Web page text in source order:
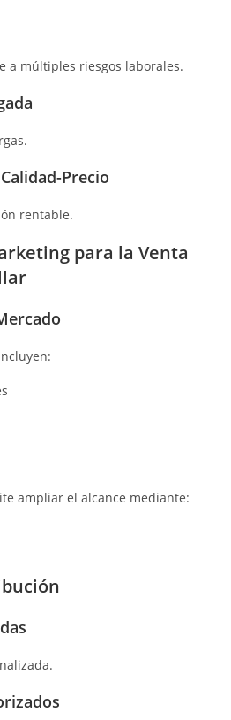
a múltiples riesgos laborales.
Precio
rentable.
para la Venta
ampliar el alcance mediante: